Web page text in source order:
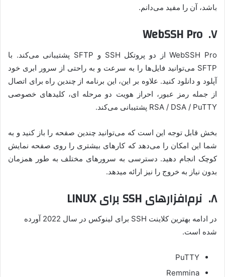
باشد، آن را مفید می‌دانم.
۷. WebSSH Pro
WebSSH Pro از دو پروتکل SSH و SFTP پشتیبانی می‌کند. با
SFTP می‌توانید فایل‌ها را به سرعت و به راحتی از سرور ابری خود
آپلود و دانلود کنید. علاوه بر این، این برنامه از چندین راه برای اتصال
از جمله رمز عبور، احراز هویت دو مرحله ای، کلیدهای خصوصی
RSA / DSA / PuTTY پشتیبانی می‌کند.
بخش قابل توجه این است که می‌توانید چندین صفحه را باز کنید و به
شما این امکان را می‌دهد که کارهای بیشتری را روی صفحه نمایش
کوچک انجام دهید. دسترسی به سرورهای مختلف به طور همزمان
بدون نیاز به خروج را نیز ارائه میدهد.
۸. نرم‌افزارهای SSH برای LINUX
در ادامه بهترین کلاینت SSH برای لینوکس در سال 2022 آورده
شده است.
PuTTY
Remmina